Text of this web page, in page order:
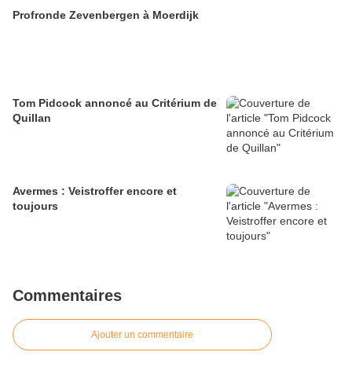
Profronde Zevenbergen à Moerdijk
Tom Pidcock annoncé au Critérium de
Quillan
Avermes : Veistroffer encore et
toujours
Commentaires
Ajouter un commentaire